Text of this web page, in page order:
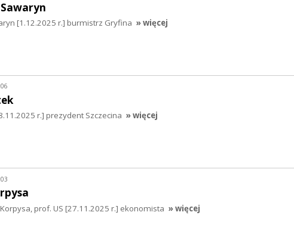
[1.12.2025 r.] burmistrz Gryfina » więcej
r.] prezydent Szczecina » więcej
Korpysa, prof. US [27.11.2025 r.] ekonomista » więcej